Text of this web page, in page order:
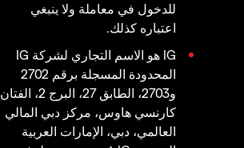
للدخول في معاملة ولا ينبغي
اعتباره كذلك.
IG هو الاسم التجاري لشركة IG
المحدودة المسجلة برقم 2702
و2703، الطابق 27، البرج 2، الفتان
كارنسي هاوس، مركز دبي المالي
العالمي، دبي، الإمارات العربية